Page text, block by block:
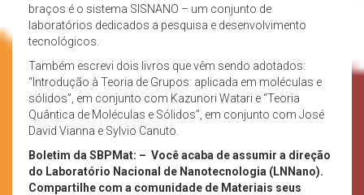
braços é o sistema SISNANO – um conjunto de
laboratórios dedicados a pesquisa e desenvolvimento
tecnológicos.
Também escrevi dois livros que vêm sendo adotados:
“Introdução à Teoria de Grupos: aplicada em moléculas e
sólidos”, em conjunto com Kazunori Watari e “Teoria
Quântica de Moléculas e Sólidos”, em conjunto com José
David Vianna e Sylvio Canuto.
Boletim da SBPMat: – Você acaba de assumir a direção
do Laboratório Nacional de Nanotecnologia (LNNano).
Compartilhe com a comunidade de Materiais seus